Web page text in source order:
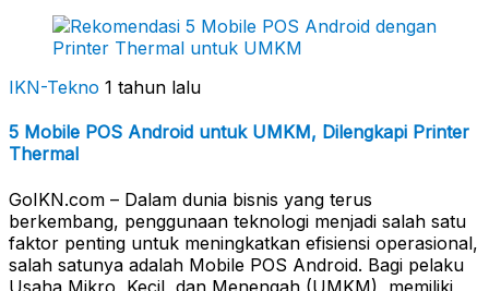
IKN-Tekno 1 tahun lalu
5 Mobile POS Android untuk UMKM, Dilengkapi Printer
Thermal
GoIKN.com – Dalam dunia bisnis yang terus
berkembang, penggunaan teknologi menjadi salah satu
faktor penting untuk meningkatkan efisiensi operasional,
salah satunya adalah Mobile POS Android. Bagi pelaku
Usaha Mikro, Kecil, dan Menengah (UMKM), memiliki